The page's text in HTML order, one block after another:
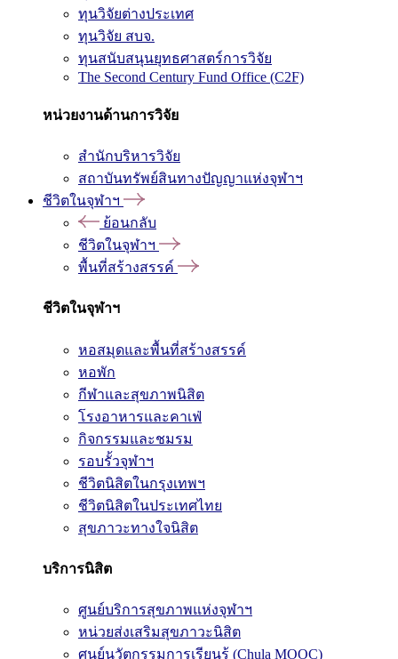
ทุนวิจัยต่างประเทศ
ทุนวิจัย สบจ.
ทุนสนับสนุนยุทธศาสตร์การวิจัย
The Second Century Fund Office (C2F)
หน่วยงานด้านการวิจัย
สำนักบริหารวิจัย
สถาบันทรัพย์สินทางปัญญาแห่งจุฬาฯ
ชีวิตในจุฬาฯ
ย้อนกลับ
ชีวิตในจุฬาฯ
พื้นที่สร้างสรรค์
ชีวิตในจุฬาฯ
หอสมุดและพื้นที่สร้างสรรค์
หอพัก
กีฬาและสุขภาพนิสิต
โรงอาหารและคาเฟ่
กิจกรรมและชมรม
รอบรั้วจุฬาฯ
ชีวิตนิสิตในกรุงเทพฯ
ชีวิตนิสิตในประเทศไทย
สุขภาวะทางใจนิสิต
บริการนิสิต
ศูนย์บริการสุขภาพแห่งจุฬาฯ
หน่วยส่งเสริมสุขภาวะนิสิต
ศูนย์นวัตกรรมการเรียนรู้ (Chula MOOC)